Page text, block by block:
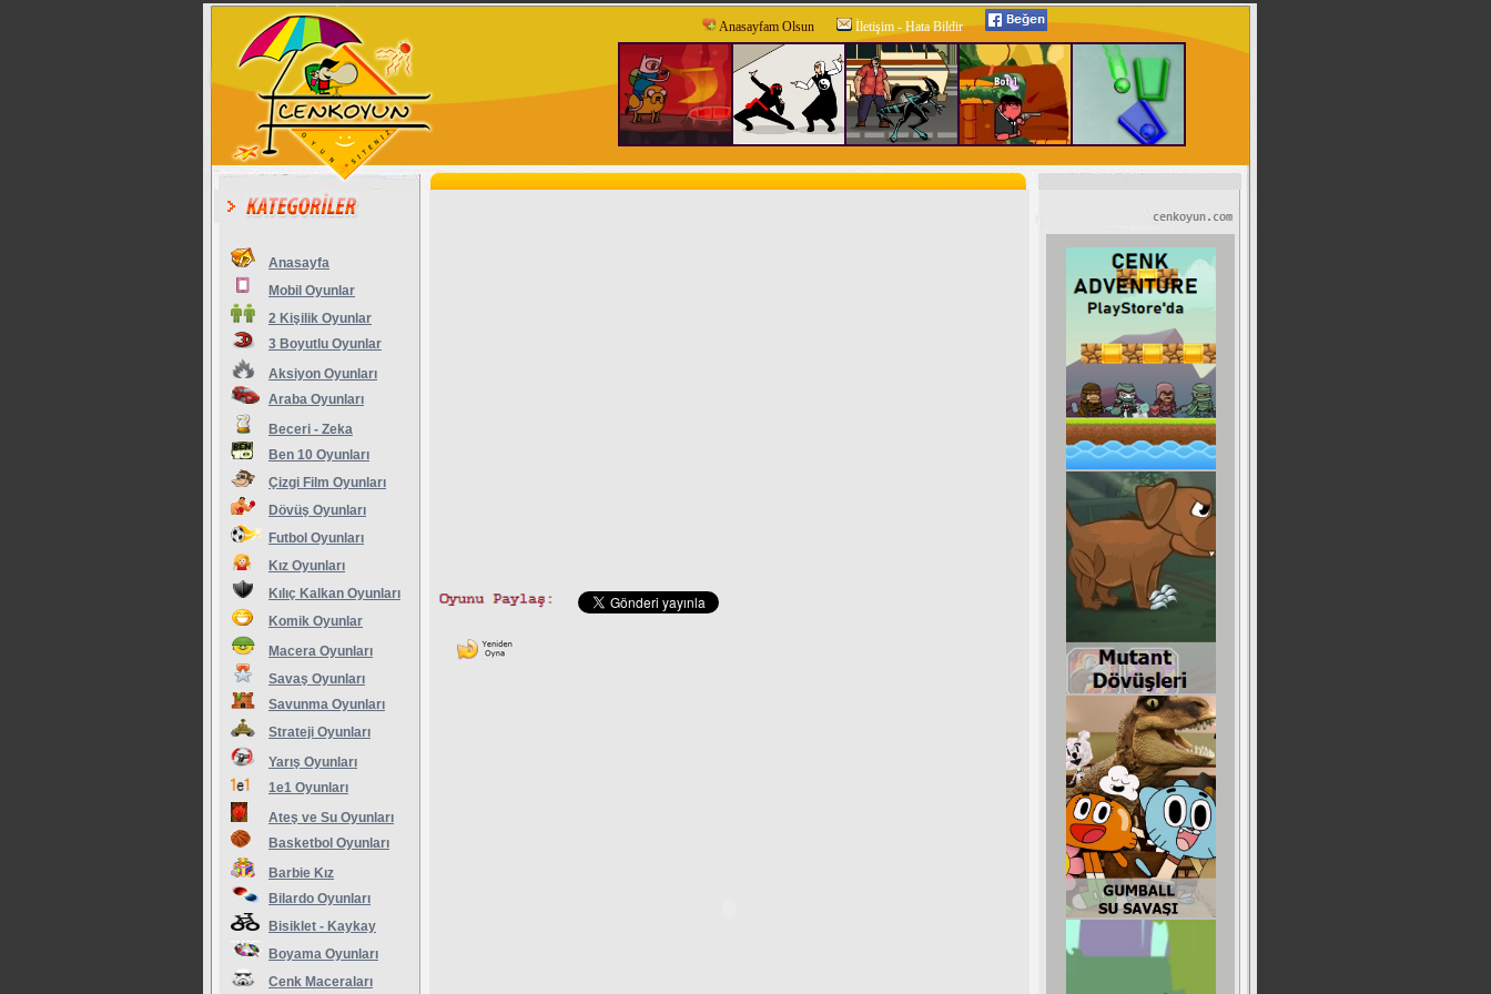
Anasayfam Olsun İletişim - Hata Bildir
Anasayfa
Mobil Oyunlar
2 Kişilik Oyunlar
3 Boyutlu Oyunlar
Aksiyon Oyunları
Araba Oyunları
Beceri - Zeka
Ben 10 Oyunları
Çizgi Film Oyunları
Dövüş Oyunları
Futbol Oyunları
Kız Oyunları
Kılıç Kalkan Oyunları
Komik Oyunlar
Macera Oyunları
Savaş Oyunları
Savunma Oyunları
Strateji Oyunları
Yarış Oyunları
1e1 Oyunları
Ateş ve Su Oyunları
Basketbol Oyunları
Barbie Kız
Bilardo Oyunları
Bisiklet - Kaykay
Boyama Oyunları
Cenk Maceraları